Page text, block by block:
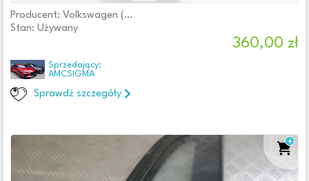
Producent: Volkswagen (oryginalne OE)
Stan: Używany
360,00 zł
Sprzedający:
AMCSIGMA
Sprawdź szczegóły